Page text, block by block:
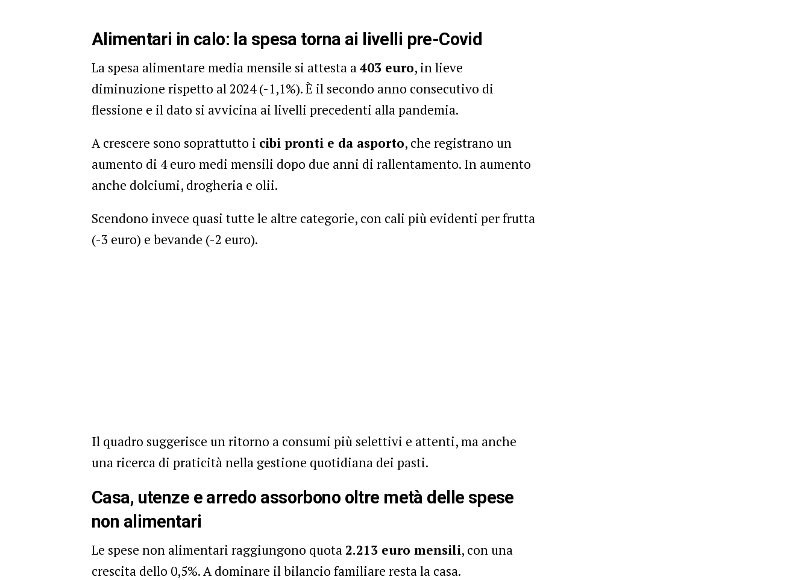
Alimentari in calo: la spesa torna ai livelli pre-Covid
La spesa alimentare media mensile si attesta a403 euro, in lieve
diminuzione rispetto al 2024 (-1,1%). È il secondo anno consecutivo di
flessione e il dato si avvicina ai livelli precedenti alla pandemia.
A crescere sono soprattutto i cibi pronti e da asporto, che registrano un
aumento di 4 euro medi mensili dopo due anni di rallentamento. In aumento
anche dolciumi, drogheria e olii.
Scendono invece quasi tutte le altre categorie, con cali più evidenti per frutta
(-3 euro) e bevande (-2 euro).
Il quadro suggerisce un ritorno a consumi più selettivi e attenti, ma anche
una ricerca di praticità nella gestione quotidiana dei pasti.
Casa, utenze e arredo assorbono oltre metà delle spese
non alimentari
Le spese non alimentari raggiungono quota 2.213 euro mensili, con una
crescita dello 0,5%. A dominare il bilancio familiare resta la casa.